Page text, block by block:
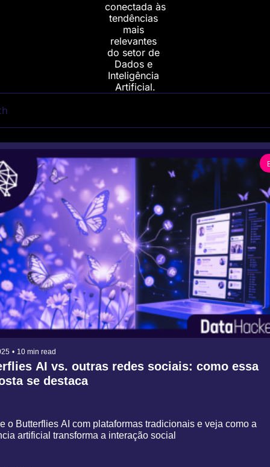
conectada às
tendências
mais
relevantes
do setor de
Dados e
Inteligência
Artificial.
• 10 min read
AI vs. outras redes sociais: como essa
se destaca
o Butterflies AI com plataformas tradicionais e veja como a
artificial transforma a interação social